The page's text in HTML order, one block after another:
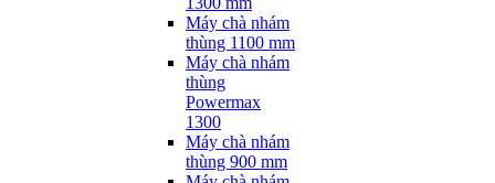
Máy chà nhám
thùng 1100 mm
Máy chà nhám
thùng
Powermax
1300
Máy chà nhám
thùng 900 mm